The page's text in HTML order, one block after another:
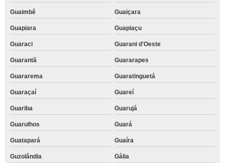
Guaimbê Guaiçara
Guapiara Guapiaçu
Guaraci Guarani d'Oeste
Guarantã Guararapes
Guararema Guaratinguetá
Guaraçaí Guareí
Guariba Guarujá
Guarulhos Guará
Guatapará Guaíra
Guzolândia Gália